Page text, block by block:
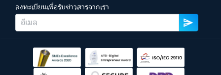
ลงทะเบียนเพื่อรับข่าวสารจากเรา